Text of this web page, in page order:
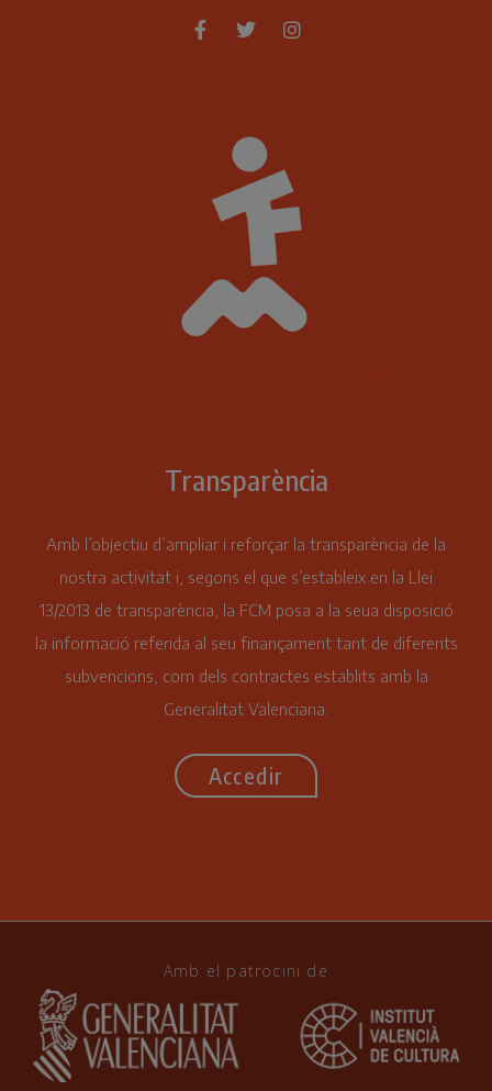
Transparència
Amb l’objectiu d’ampliar i reforçar la transparència de la
nostra activitat i, segons el que s’estableix en la Llei
13/2013 de transparència, la FCM posa a la seua disposició
la informació referida al seu finançament tant de diferents
subvencions, com dels contractes establits amb la
Generalitat Valenciana.
Accedir
Amb el patrocini de